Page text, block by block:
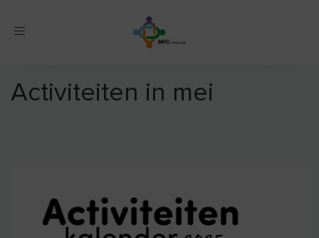
Toggle
Activiteiten in mei